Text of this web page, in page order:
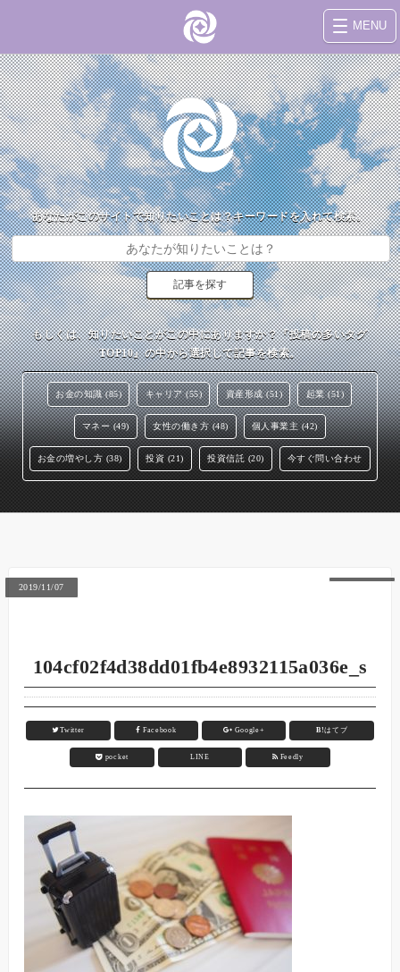
MENU
あなたがこのサイトで知りたいことは？キーワードを入れて検索。
もしくは、知りたいことがこの中にありますか？『投稿の多いタグ
TOP10』の中から選択して記事を検索。
お金の知識 (85) キャリア (55) 資産形成 (51) 起業 (51)
マネー (49) 女性の働き方 (48) 個人事業主 (42)
お金の増やし方 (38) 投資 (21) 投資信託 (20) 今すぐ問い合わせ
2019/11/07
104cf02f4d38dd01fb4e8932115a036e_s
Twitter Facebook Google+ B!はてブ
pocket LINE Feedly